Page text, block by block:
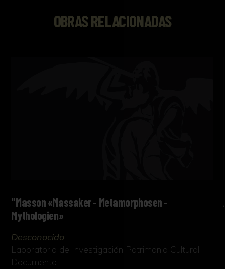
OBRAS RELACIONADAS
"Masson «Massaker - Metamorphosen -
Mythologien»
Desconocido
Laboratorio de Investigación Patrimonio Cultural
Documento